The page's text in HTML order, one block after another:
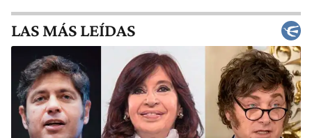
LAS MÁS LEÍDAS